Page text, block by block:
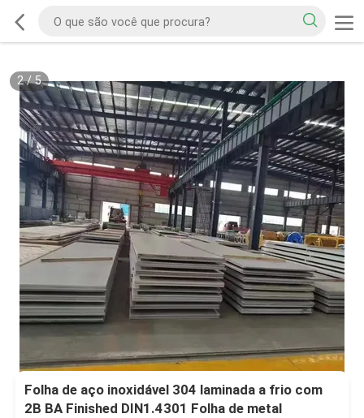
2/5
Folha de aço inoxidável 304 laminada a frio com
2B BA Finished DIN1.4301 Folha de metal